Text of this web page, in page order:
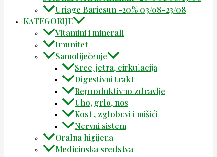
Uriage Bariesun -20% 03/08-23/08
KATEGORIJE
Vitamini i minerali
Imunitet
Samoliječenje
Srce, jetra, cirkulacija
Digestivni trakt
Reproduktivno zdravlje
Uho, grlo, nos
Kosti, zglobovi i mišići
Nervni sistem
Oralna higijena
Medicinska sredstva